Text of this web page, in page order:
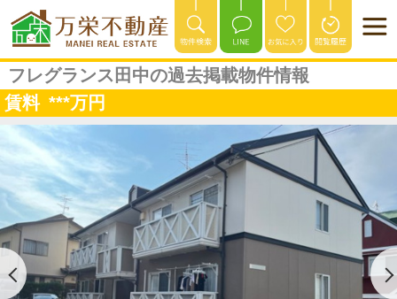
フレグランス田中の過去掲載物件情報
賃料 ***万円